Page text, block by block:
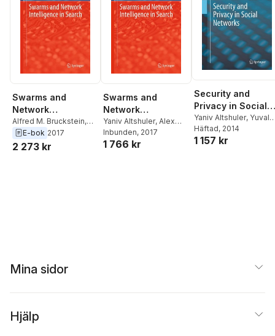
Swarms and
Network
Intelligence in
Search
Alfred M. Bruckstein,
Alex Pentland,
Altshuler
E-bok 2017
2 273 kr
Swarms and
Network
Intelligence in
Search
Yaniv Altshuler, Alex
Pentland, Alfred M.
Bruckstein
Inbunden, 2017
1 766 kr
Security and
Privacy in Social
Networks
Yaniv Altshuler, Yuval
Elovici, Armin B.
Cremers,
Häftad, 2014
1 157 kr
Mina sidor
Hjälp